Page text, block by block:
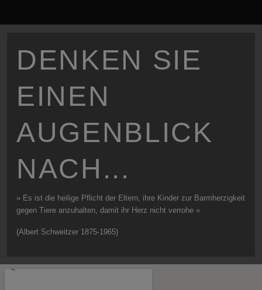
DENKEN SIE
EINEN
AUGENBLICK
NACH...
» Es ist die heilige Pflicht der Eltern, ihre Kinder zur Barmherzigkeit
gegen Tiere anzuhalten, damit ihr Herz nicht verrohe «
(Albert Schweitzer 1875-1965)